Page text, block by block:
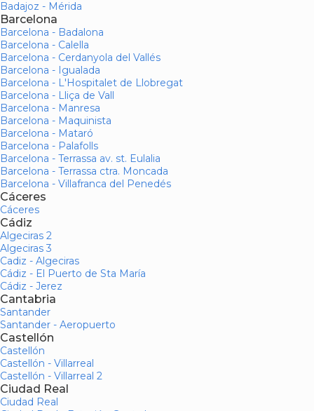
Badajoz - Mérida
Barcelona
Barcelona - Badalona
Barcelona - Calella
Barcelona - Cerdanyola del Vallés
Barcelona - Igualada
Barcelona - L'Hospitalet de Llobregat
Barcelona - Lliça de Vall
Barcelona - Manresa
Barcelona - Maquinista
Barcelona - Mataró
Barcelona - Palafolls
Barcelona - Terrassa av. st. Eulalia
Barcelona - Terrassa ctra. Moncada
Barcelona - Villafranca del Penedés
Cáceres
Cáceres
Cádiz
Algeciras 2
Algeciras 3
Cadiz - Algeciras
Cádiz - El Puerto de Sta María
Cádiz - Jerez
Cantabria
Santander
Santander - Aeropuerto
Castellón
Castellón
Castellón - Villarreal
Castellón - Villarreal 2
Ciudad Real
Ciudad Real